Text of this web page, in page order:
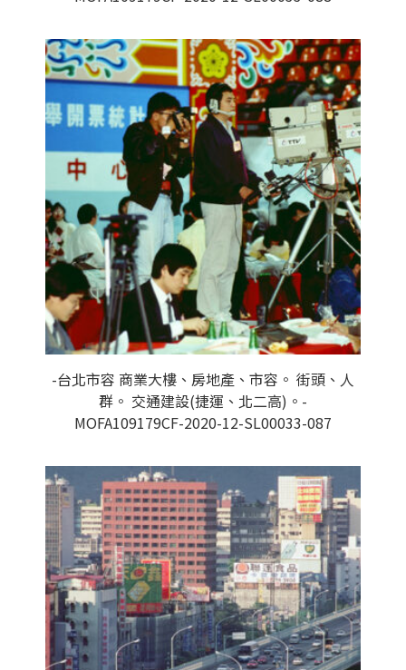
-台北市容 商業大樓、房地產、市容。 街頭、人
群。 交通建設(捷運、北二高)。-
MOFA109179CF-2020-12-SL00033-087